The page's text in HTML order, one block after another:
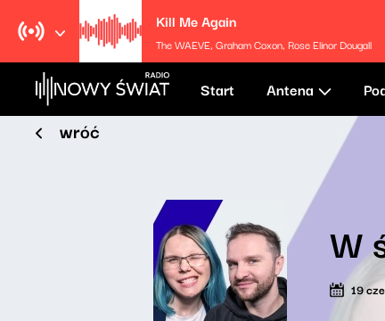
Kill Me Again
The WAEVE, Graham Coxon, Rose Elinor Dougall
Start Antena
wróć
W
19